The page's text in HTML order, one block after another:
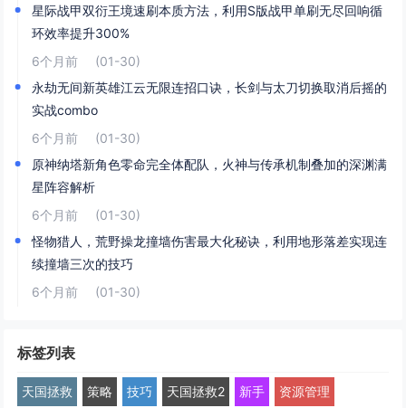
星际战甲双衍王境速刷本质方法，利用S版战甲单刷无尽回响循
环效率提升300%
6个月前
(01-30)
永劫无间新英雄江云无限连招口诀，长剑与太刀切换取消后摇的
实战combo
6个月前
(01-30)
原神纳塔新角色零命完全体配队，火神与传承机制叠加的深渊满
星阵容解析
6个月前
(01-30)
怪物猎人，荒野操龙撞墙伤害最大化秘诀，利用地形落差实现连
续撞墙三次的技巧
6个月前
(01-30)
标签列表
天国拯救 策略 技巧 天国拯救2 新手 资源管理